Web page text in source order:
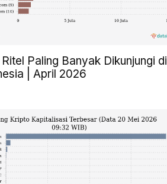
Paling Banyak Dikunjungi di
| April 2026